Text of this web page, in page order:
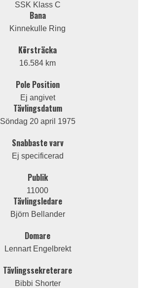
SSK Klass C
Bana
Kinnekulle Ring
Körsträcka
16.584 km
Pole Position
Ej angivet
Tävlingsdatum
Söndag 20 april 1975
Snabbaste varv
Ej specificerad
Publik
11000
Tävlingsledare
Björn Bellander
Domare
Lennart Engelbrekt
Tävlingssekreterare
Bibbi Shorter